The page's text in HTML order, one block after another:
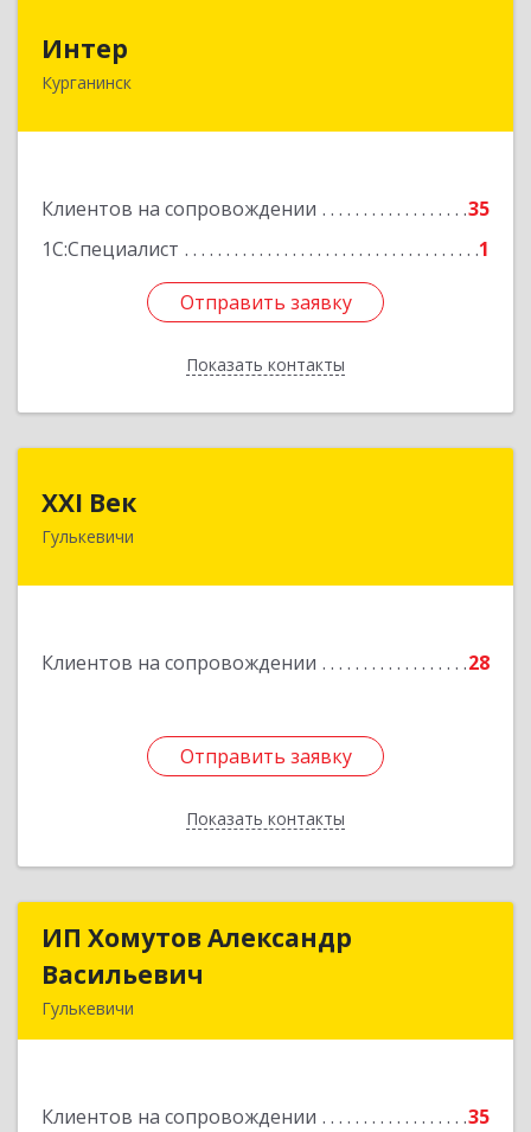
Интер
Курганинск
Клиентов на сопровождении
35
1С:Специалист
1
Отправить заявку
Показать контакты
352430, Краснодарский край, Курганинск г,
Отправить заявку
Назад
XXI Век
Гулькевичи
Клиентов на сопровождении 28
Отправить заявку
Показать контакты
Отправить заявку
Назад
ИП Хомутов Александр
Васильевич
Гулькевичи
Клиентов на сопровождении 35
ИП Хомутов Александр
Подробнее